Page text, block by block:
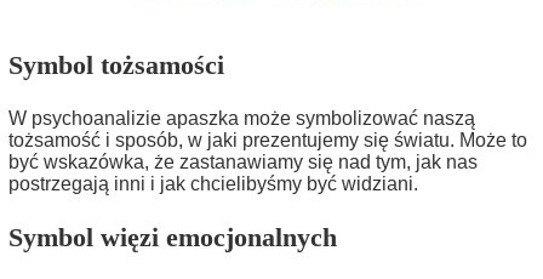
Symbol tożsamości
W psychoanalizie apaszka może symbolizować naszą
tożsamość i sposób, w jaki prezentujemy się światu. Może to
być wskazówka, że zastanawiamy się nad tym, jak nas
postrzegają inni i jak chcielibyśmy być widziani.
Symbol więzi emocjonalnych